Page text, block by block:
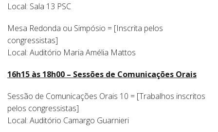
Local: Sala 13 PSC
Mesa Redonda ou Simpósio = [Inscrita pelos
congressistas]
Local: Auditório Maria Amélia Mattos
16h15 às 18h00 – Sessões de Comunicações Orais
Sessão de Comunicações Orais 10 = [Trabalhos inscritos
pelos congressistas]
Local: Auditório Camargo Guarnieri